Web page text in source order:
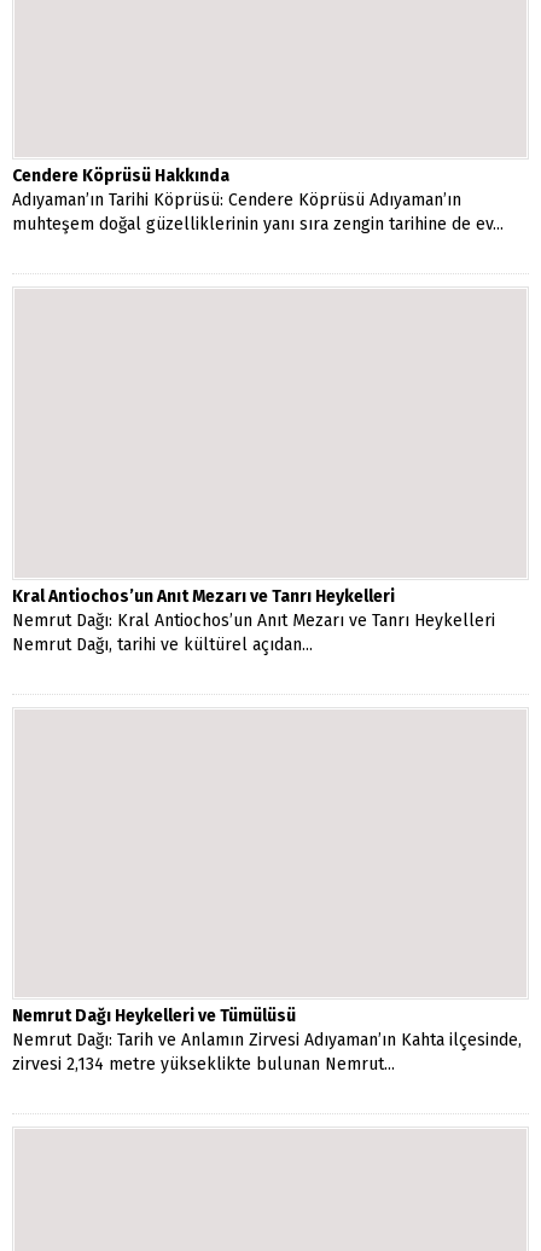
Cendere Köprüsü Hakkında
Adıyaman’ın Tarihi Köprüsü: Cendere Köprüsü Adıyaman’ın
muhteşem doğal güzelliklerinin yanı sıra zengin tarihine de ev...
Kral Antiochos’un Anıt Mezarı ve Tanrı Heykelleri
Nemrut Dağı: Kral Antiochos’un Anıt Mezarı ve Tanrı Heykelleri
Nemrut Dağı, tarihi ve kültürel açıdan...
Nemrut Dağı Heykelleri ve Tümülüsü
Nemrut Dağı: Tarih ve Anlamın Zirvesi Adıyaman’ın Kahta ilçesinde,
zirvesi 2,134 metre yükseklikte bulunan Nemrut...